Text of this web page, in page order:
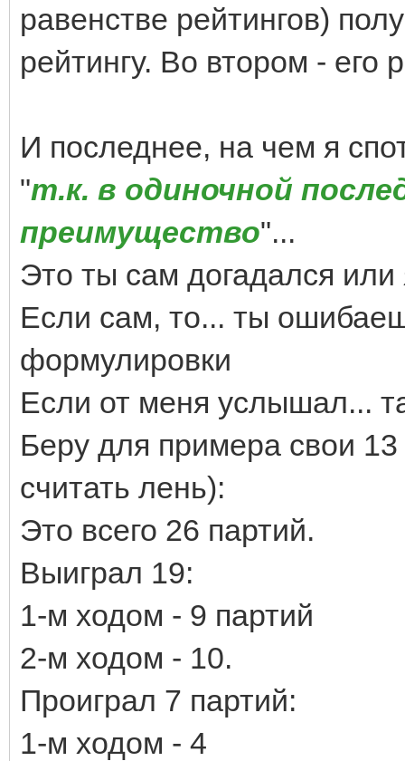
равенстве рейтингов)
рейтингу. Во втором - его
И последнее, на чем я
"т.к. в одиночной
преимущество"...
Это ты сам догадался или
Если сам, то... ты
формулировки
Если от меня услышал...
Беру для примера свои
считать лень):
Это всего 26 партий.
Выиграл 19:
1-м ходом - 9 партий
2-м ходом - 10.
Проиграл 7 партий:
1-м ходом - 4